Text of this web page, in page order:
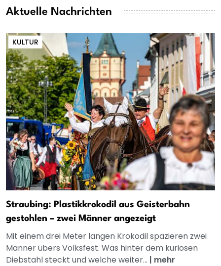
Aktuelle Nachrichten
KULTUR
Straubing: Plastikkrokodil aus Geisterbahn
gestohlen – zwei Männer angezeigt
Mit einem drei Meter langen Krokodil spazieren zwei
Männer übers Volksfest. Was hinter dem kuriosen
Diebstahl steckt und welche weiter... | mehr